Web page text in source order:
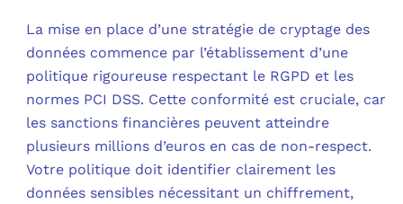
La mise en place d’une stratégie de cryptage des
données commence par l’établissement d’une
politique rigoureuse respectant le RGPD et les
normes PCI DSS. Cette conformité est cruciale, car
les sanctions financières peuvent atteindre
plusieurs millions d’euros en cas de non-respect.
Votre politique doit identifier clairement les
données sensibles nécessitant un chiffrement,